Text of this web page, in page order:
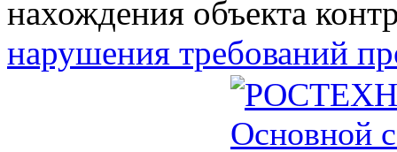
нахождения объекта
нарушения требований
Основной